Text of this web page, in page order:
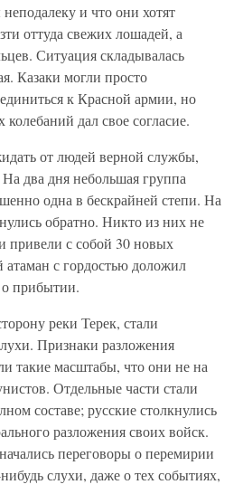
и что они хотят
оттуда свежих лошадей, а
Ситуация складывалась
Казаки могли просто
к Красной армии, но
дал свое согласие.
от людей верной службы,
два дня небольшая группа
одна в бескрайней степи. На
обратно. Никто из них не
привели с собой 30 новых
атаман с гордостью доложил
прибытии.
реки Терек, стали
Признаки разложения
такие масштабы, что они не на
Отдельные части стали
составе; русские столкнулись
разложения своих войск.
переговоры о перемирии
слухи, даже о тех событиях,